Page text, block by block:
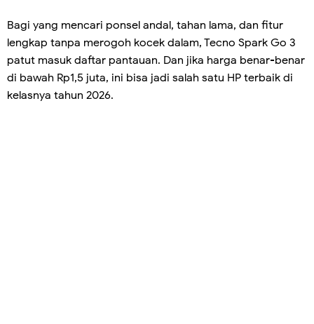
Bagi yang mencari ponsel andal, tahan lama, dan fitur
lengkap tanpa merogoh kocek dalam, Tecno Spark Go 3
patut masuk daftar pantauan. Dan jika harga benar-benar
di bawah Rp1,5 juta, ini bisa jadi salah satu HP terbaik di
kelasnya tahun 2026.